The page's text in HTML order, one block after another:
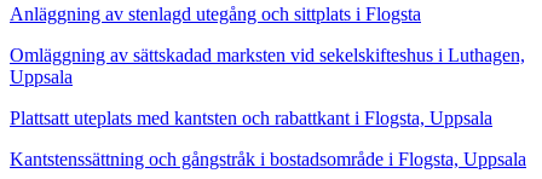
Anläggning av stenlagd utegång och sittplats i Flogsta
Omläggning av sättskadad marksten vid sekelskifteshus i Luthagen,
Uppsala
Plattsatt uteplats med kantsten och rabattkant i Flogsta, Uppsala
Kantstenssättning och gångstråk i bostadsområde i Flogsta, Uppsala